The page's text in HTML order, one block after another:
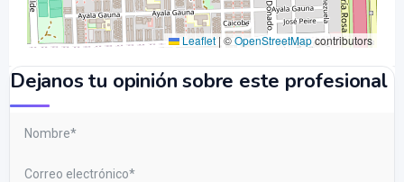
Leaflet | ©OpenStreetMapcontributors
Dejanos tu opinión sobre este profesional